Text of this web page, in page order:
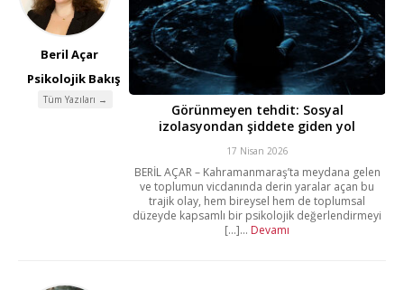
Beril Açar
Psikolojik Bakış
Tüm Yazıları →
Görünmeyen tehdit: Sosyal
izolasyondan şiddete giden yol
17 Nisan 2026
BERİL AÇAR – Kahramanmaraş’ta meydana gelen
ve toplumun vicdanında derin yaralar açan bu
trajik olay, hem bireysel hem de toplumsal
düzeyde kapsamlı bir psikolojik değerlendirmeyi
[...]... Devamı